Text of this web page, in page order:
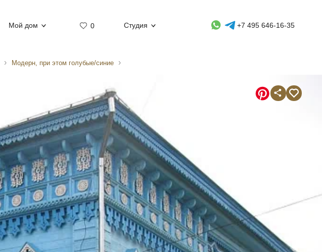
Мой дом 0 Студия Whatsapp контакт
Telegram контакт
+7 495 646-16-35
Модерн, при этом голубые/синие